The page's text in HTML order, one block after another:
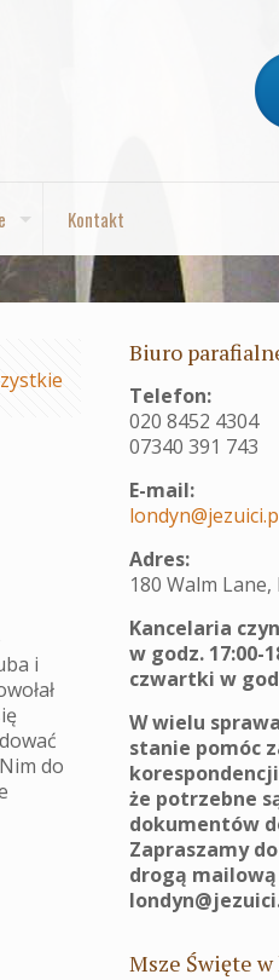
Kontakt
i
do
Biuro
Telefon:
020 8452 4304
07340 391 743
E-mail:
Adres:
180 Walm
Kancelaria
w godz. 17:00-
czwartki w
W wielu
stanie pomóc
że potrzebne
dokumentów
Zapraszamy
drogą mailową
Msze Święte